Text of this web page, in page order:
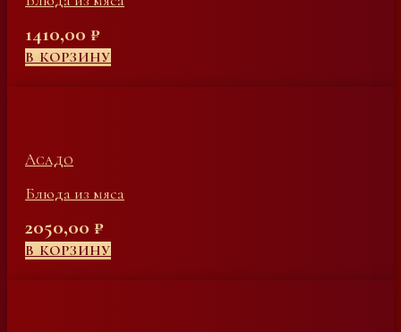
1410,00 ₽
В КОРЗИНУ
Асадо
Блюда из мяса
2050,00 ₽
В КОРЗИНУ